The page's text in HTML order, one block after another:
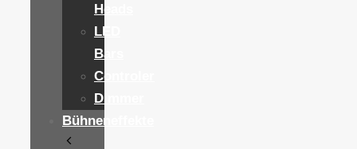
Heads
LED
Bars
Controler
Dimmer
Bühneneffekte